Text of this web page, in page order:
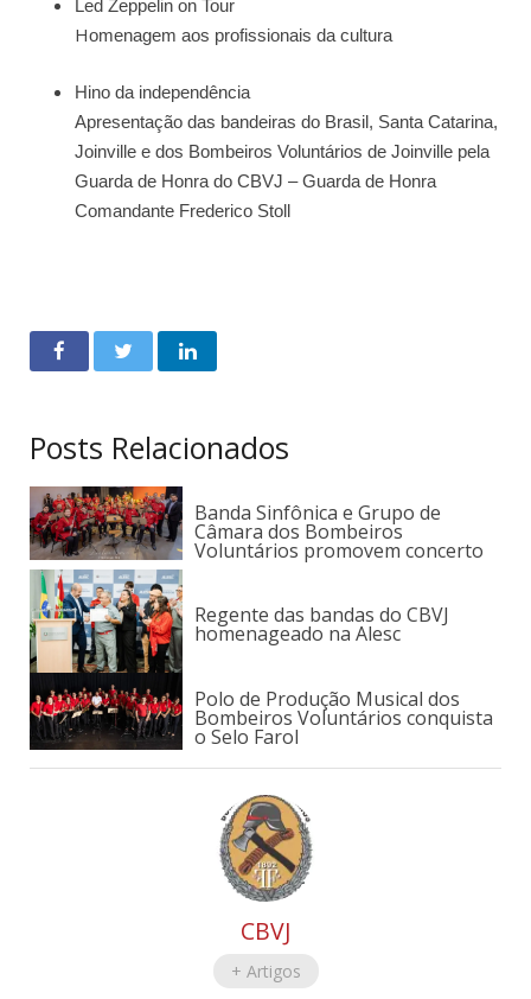
Led Zeppelin on Tour
Homenagem aos profissionais da cultura
Hino da independência
Apresentação das bandeiras do Brasil, Santa Catarina,
Joinville e dos Bombeiros Voluntários de Joinville pela
Guarda de Honra do CBVJ – Guarda de Honra
Comandante Frederico Stoll
Posts Relacionados
Banda Sinfônica e Grupo de
Câmara dos Bombeiros
Voluntários promovem concerto
Regente das bandas do CBVJ
homenageado na Alesc
Polo de Produção Musical dos
Bombeiros Voluntários conquista
o Selo Farol
CBVJ
+ Artigos